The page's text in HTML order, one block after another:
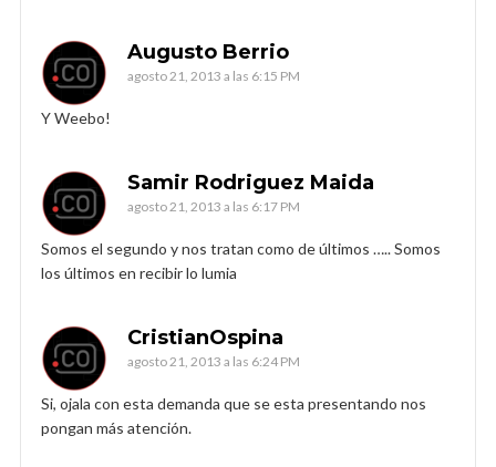
Augusto Berrio
agosto 21, 2013 a las 6:15 PM
Y Weebo!
Samir Rodriguez Maida
agosto 21, 2013 a las 6:17 PM
Somos el segundo y nos tratan como de últimos ….. Somos
los últimos en recibir lo lumia
CristianOspina
agosto 21, 2013 a las 6:24 PM
Si, ojala con esta demanda que se esta presentando nos
pongan más atención.